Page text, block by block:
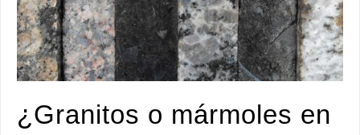
¿Granitos o mármoles en